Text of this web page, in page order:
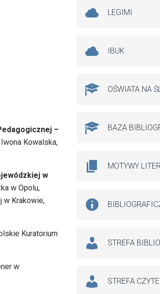
–
Iwona Kowalska,
w
w Opolu,
w Krakowie,
Kuratorium
w
LEGIMI
IBUK
OŚWIATA NA
BAZA
MOTYWY
STREFA
STREFA